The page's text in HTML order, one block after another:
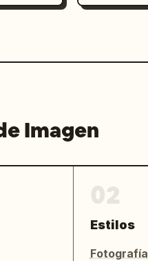
Imagen
Estilos
Fotografía